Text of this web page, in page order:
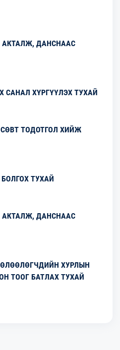
АКТАЛЖ, ДАНСНААС
ХҮРГҮҮЛЭХ ТУХАЙ
ТОДОТГОЛ ХИЙЖ
ТУХАЙ
АКТАЛЖ, ДАНСНААС
ХУРЛЫН
ТООГ БАТЛАХ ТУХАЙ